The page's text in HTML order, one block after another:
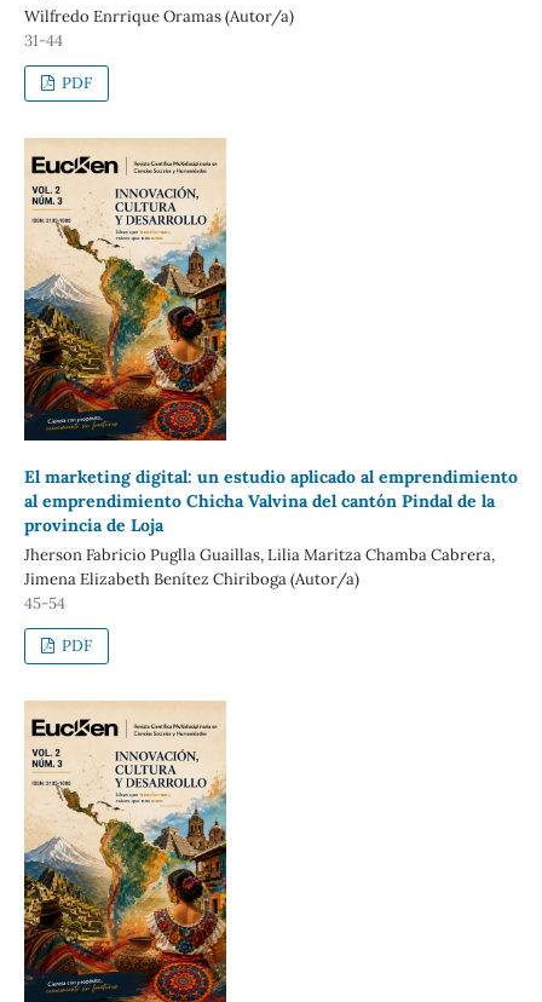
Wilfredo Enrrique Oramas (Autor/a)
31-44
PDF
El marketing digital: un estudio aplicado al emprendimiento
al emprendimiento Chicha Valvina del cantón Pindal de la
provincia de Loja
Jherson Fabricio Puglla Guaillas, Lilia Maritza Chamba Cabrera,
Jimena Elizabeth Benítez Chiriboga (Autor/a)
45-54
PDF